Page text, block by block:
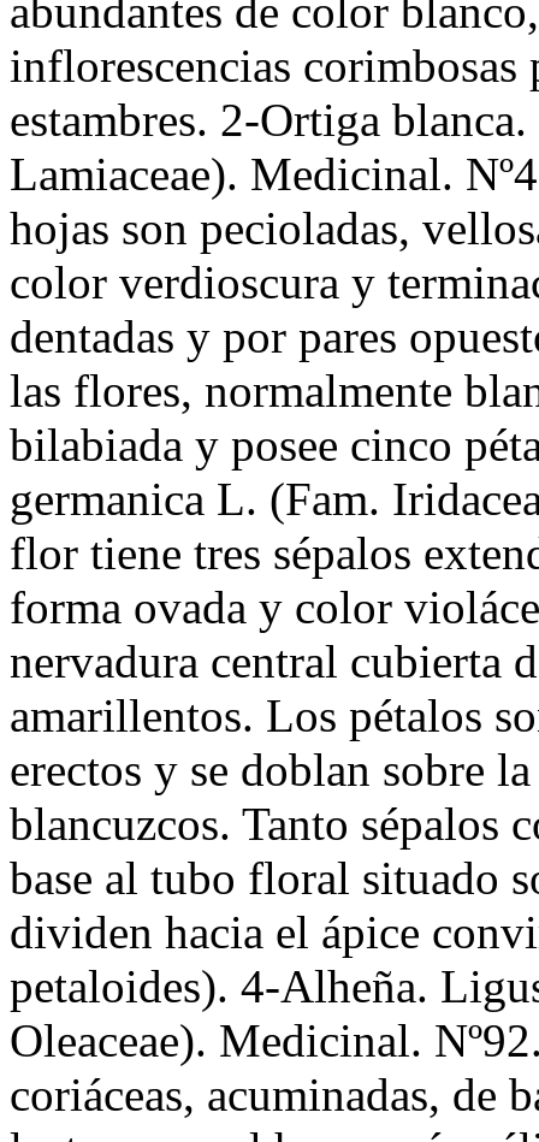
abundantes de color
inflorescencias
estambres. 2-Ortiga
Lamiaceae). Medicinal.
hojas son pecioladas,
color verdioscura y
dentadas y por pares
las flores, normalmente
bilabiada y posee cinco
germanica L. (Fam.
flor tiene tres sépalos
forma ovada y color
nervadura central cubierta
amarillentos. Los pétalos
erectos y se doblan sobre
blancuzcos. Tanto sépalos
base al tubo floral situado
dividen hacia el ápice
petaloides). 4-Alheña.
Oleaceae). Medicinal.
coriáceas, acuminadas, de